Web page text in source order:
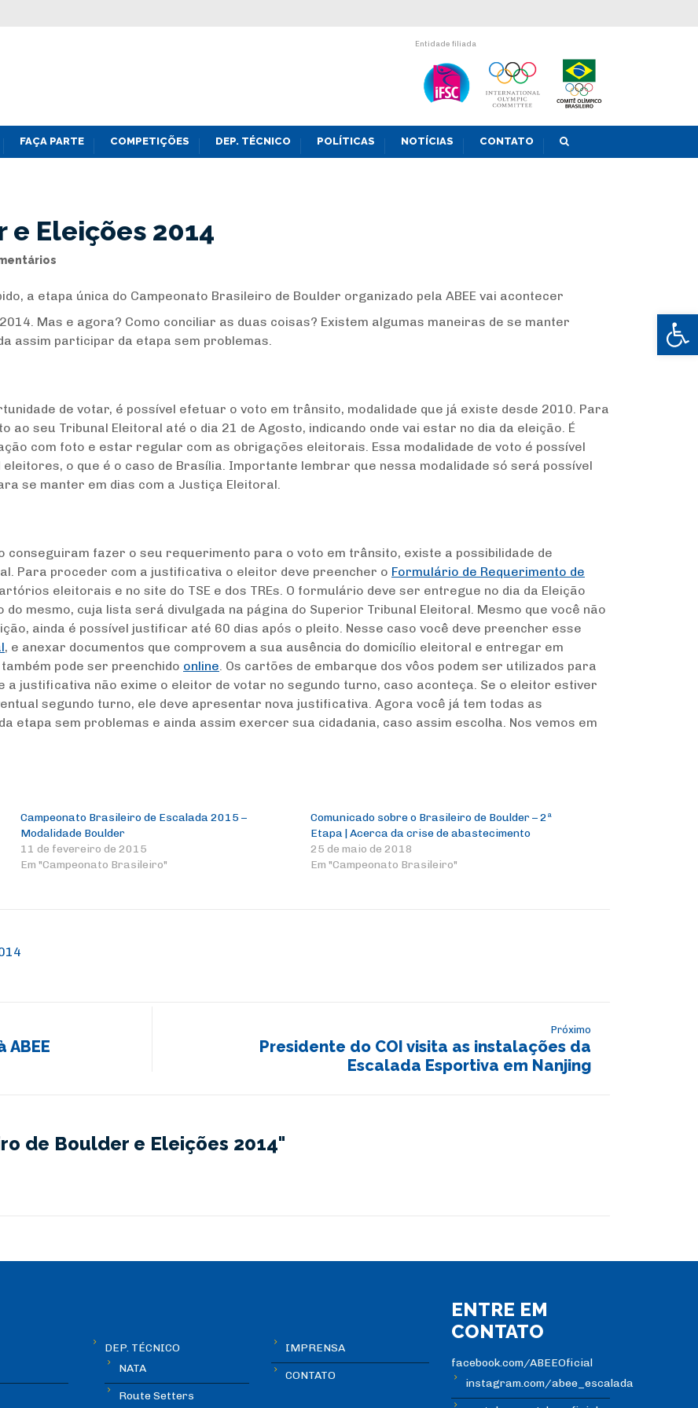
Abrir
Entidade filiada
FAÇA PARTE COMPETIÇÕES DEP. TÉCNICO POLÍTICAS NOTÍCIAS CONTATO
Eleições 2014
a etapa única do Campeonato Brasileiro de Boulder organizado pela ABEE vai acontecer
Mas e agora? Como conciliar as duas coisas? Existem algumas maneiras de se manter
assim participar da etapa sem problemas.
de votar, é possível efetuar o voto em trânsito, modalidade que já existe desde 2010. Para
seu Tribunal Eleitoral até o dia 21 de Agosto, indicando onde vai estar no dia da eleição. É
com foto e estar regular com as obrigações eleitorais. Essa modalidade de voto é possível
o que é o caso de Brasília. Importante lembrar que nessa modalidade só será possível
se manter em dias com a Justiça Eleitoral.
conseguiram fazer o seu requerimento para o voto em trânsito, existe a possibilidade de
Para proceder com a justificativa o eleitor deve preencher o Formulário de Requerimento de
eleitorais e no site do TSE e dos TREs. O formulário deve ser entregue no dia da Eleição
mesmo, cuja lista será divulgada na página do Superior Tribunal Eleitoral. Mesmo que você não
ainda é possível justificar até 60 dias após o pleito. Nesse caso você deve preencher esse
, e anexar documentos que comprovem a sua ausência do domicílio eleitoral e entregar em
pode ser preenchido online. Os cartões de embarque dos vôos podem ser utilizados para
justificativa não exime o eleitor de votar no segundo turno, caso aconteça. Se o eleitor estiver
segundo turno, ele deve apresentar nova justificativa. Agora você já tem todas as
sem problemas e ainda assim exercer sua cidadania, caso assim escolha. Nos vemos em
Campeonato Brasileiro de Escalada 2015 –
Modalidade Boulder
11 de fevereiro de 2015
Em "Campeonato Brasileiro"
Comunicado sobre o Brasileiro de Boulder – 2ª
Etapa | Acerca da crise de abastecimento
25 de maio de 2018
Em "Campeonato Brasileiro"
ABEE
Próximo
Presidente do COI visita as instalações da
Escalada Esportiva em Nanjing
de Boulder e Eleições 2014"
DEP. TÉCNICO
NATA
Route Setters
IMPRENSA
CONTATO
ENTRE EM
CONTATO
facebook.com/ABEEOficial
instagram.com/abee_escalada